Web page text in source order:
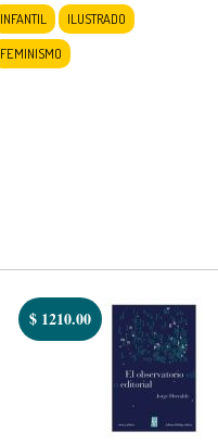
INFANTIL
ILUSTRADO
FEMINISMO
$ 1210.00